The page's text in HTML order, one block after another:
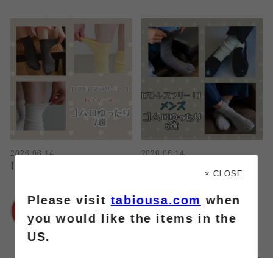
2026.06.14
【レディース】ゴム口ゆったり7選!!
靴下屋
2026.06.14
浦和パルコ店
× CLOSE
Please visittabiousa.com when
you would like the items in the
US.